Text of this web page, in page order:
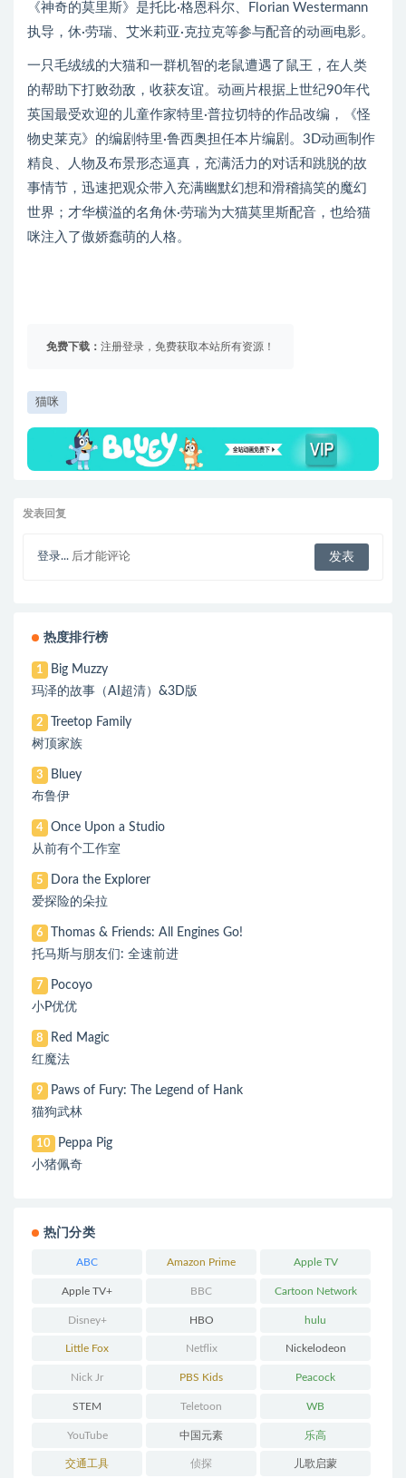
《神奇的莫里斯》是托比·格恩科尔、Florian Westermann
执导，休·劳瑞、艾米莉亚·克拉克等参与配音的动画电影。
一只毛绒绒的大猫和一群机智的老鼠遭遇了鼠王，在人类
的帮助下打败劲敌，收获友谊。动画片根据上世纪90年代
英国最受欢迎的儿童作家特里·普拉切特的作品改编，《怪
物史莱克》的编剧特里·鲁西奥担任本片编剧。3D动画制作
精良、人物及布景形态逼真，充满活力的对话和跳脱的故
事情节，迅速把观众带入充满幽默幻想和滑稽搞笑的魔幻
世界；才华横溢的名角休·劳瑞为大猫莫里斯配音，也给猫
咪注入了傲娇蠢萌的人格。
免费下载： 注册登录，免费获取本站所有资源！
猫咪
发表回复
登录... 后才能评论
热度排行榜
1
Big Muzzy
玛泽的故事（AI超清）&3D版
2
Treetop Family
树顶家族
3
Bluey
布鲁伊
4
Once Upon a Studio
从前有个工作室
5
Dora the Explorer
爱探险的朵拉
6
Thomas & Friends: All Engines Go!
托马斯与朋友们: 全速前进
7
Pocoyo
小P优优
8
Red Magic
红魔法
9
Paws of Fury: The Legend of Hank
猫狗武林
10
Peppa Pig
小猪佩奇
热门分类
ABC Amazon Prime Apple TV
Apple TV+ BBC Cartoon Network
Disney+ HBO hulu
Little Fox Netflix Nickelodeon
Nick Jr PBS Kids Peacock
STEM Teletoon WB
YouTube 中国元素 乐高
交通工具 侦探 儿歌启蒙